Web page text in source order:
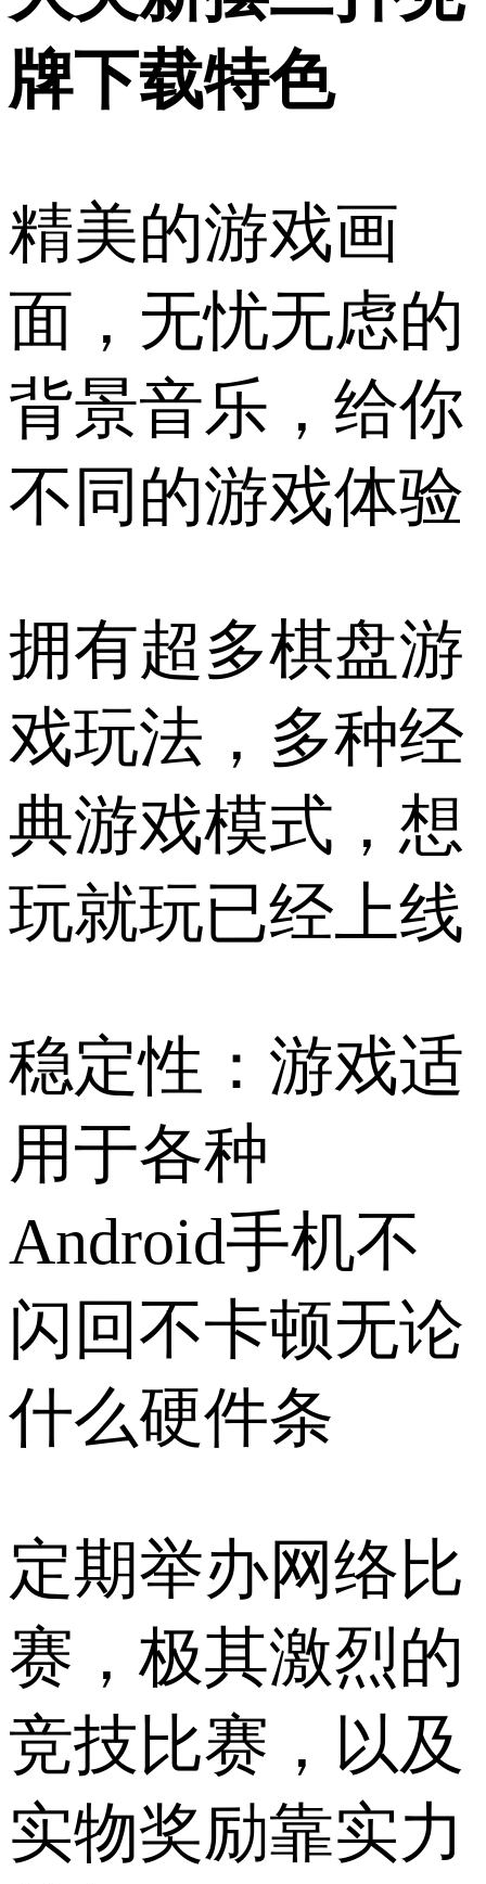
牌下载特色
精美的游戏画
面，无忧无虑的
背景音乐，给你
不同的游戏体验
拥有超多棋盘游
戏玩法，多种经
典游戏模式，想
玩就玩已经上线
稳定性：游戏适
用于各种
Android手机不
闪回不卡顿无论
什么硬件条
定期举办网络比
赛，极其激烈的
竞技比赛，以及
实物奖励靠实力